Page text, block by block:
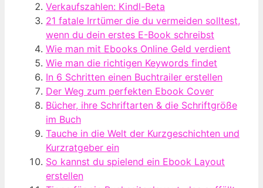
Verkaufszahlen: Kindl-Beta
21 fatale Irrtümer die du vermeiden solltest,
wenn du dein erstes E-Book schreibst
Wie man mit Ebooks Online Geld verdient
Wie man die richtigen Keywords findet
In 6 Schritten einen Buchtrailer erstellen
Der Weg zum perfekten Ebook Cover
Bücher, ihre Schriftarten & die Schriftgröße
im Buch
Tauche in die Welt der Kurzgeschichten und
Kurzratgeber ein
So kannst du spielend ein Ebook Layout
erstellen